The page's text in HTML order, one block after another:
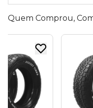
Quem Comprou,